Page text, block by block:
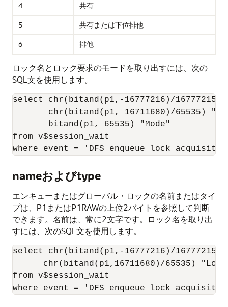
4
共有
5
共有または下位排他
6
排他
ロック名とロック要求のモードを取り出すには、次の
SQL文を使用します。
select chr(bitand(p1,-16777216)/
chr(bitand(p1, 16711680)/65535)
       bitand(p1, 65535) "Mode"
from v$session_wait
nameおよびtype
エンキューまたはグローバル・ロックの名前またはタイ
プは、P1またはP1RAWの上位2バイトを参照して判断
できます。名前は、常に2文字です。ロック名を取り出
すには、次のSQL文を使用します。
select chr(bitand(p1,-16777216)/
chr(bitand(p1,16711680)/65535)
from v$session_wait